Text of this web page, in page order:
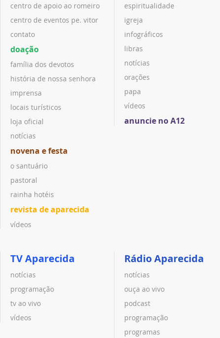
centro de apoio ao romeiro
centro de eventos pe. vitor
contato
doação
família dos devotos
história de nossa senhora
imprensa
locais turísticos
loja oficial
notícias
novena e festa
o santuário
pastoral
rainha hotéis
revista de aparecida
vídeos
espiritualidade
igreja
infográficos
libras
notícias
orações
papa
vídeos
anuncie no A12
TV Aparecida
notícias
programação
tv ao vivo
vídeos
Rádio Aparecida
notícias
ouça ao vivo
podcast
programação
programas